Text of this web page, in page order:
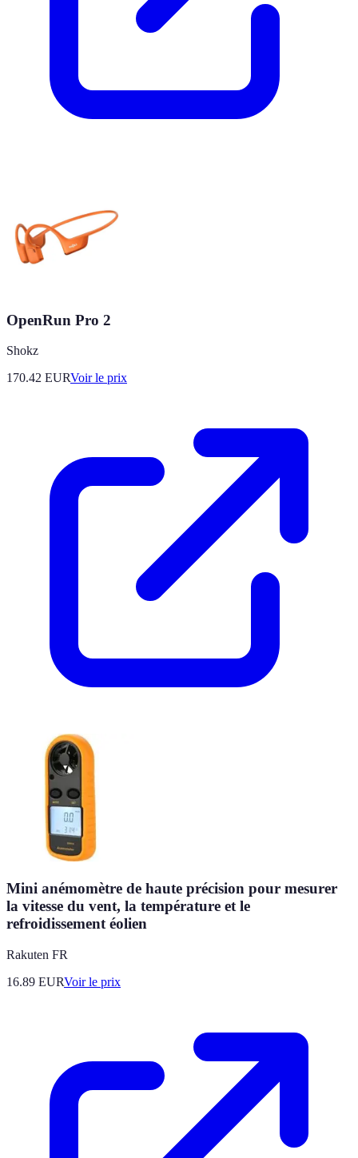
OpenRun Pro 2
Shokz
170.42 EURVoir le prix
Mini anémomètre de haute précision pour mesurer
la vitesse du vent, la température et le
refroidissement éolien
Rakuten FR
16.89 EURVoir le prix